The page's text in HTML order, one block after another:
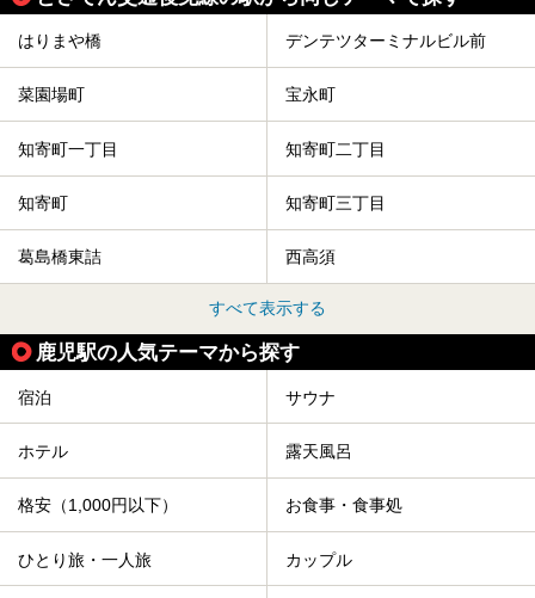
はりまや橋 デンテツターミナルビル前
菜園場町 宝永町
知寄町一丁目 知寄町二丁目
知寄町 知寄町三丁目
葛島橋東詰 西高須
すべて表示する
鹿児駅の人気テーマから探す
宿泊 サウナ
ホテル 露天風呂
格安（1,000円以下） お食事・食事処
ひとり旅・一人旅 カップル